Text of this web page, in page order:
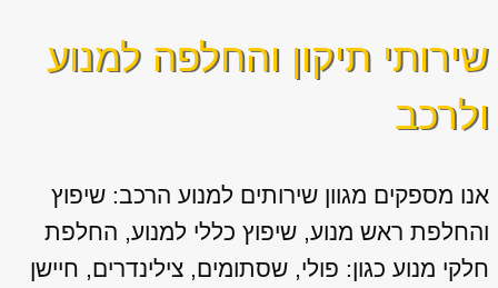
שירותי תיקון והחלפה למנוע
ולרכב
אנו מספקים מגוון שירותים למנוע הרכב: שיפוץ
והחלפת ראש מנוע, שיפוץ כללי למנוע, החלפת
חלקי מנוע כגון: פולי, שסתומים, צילינדרים, חיישן